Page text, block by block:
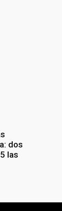
dos
las